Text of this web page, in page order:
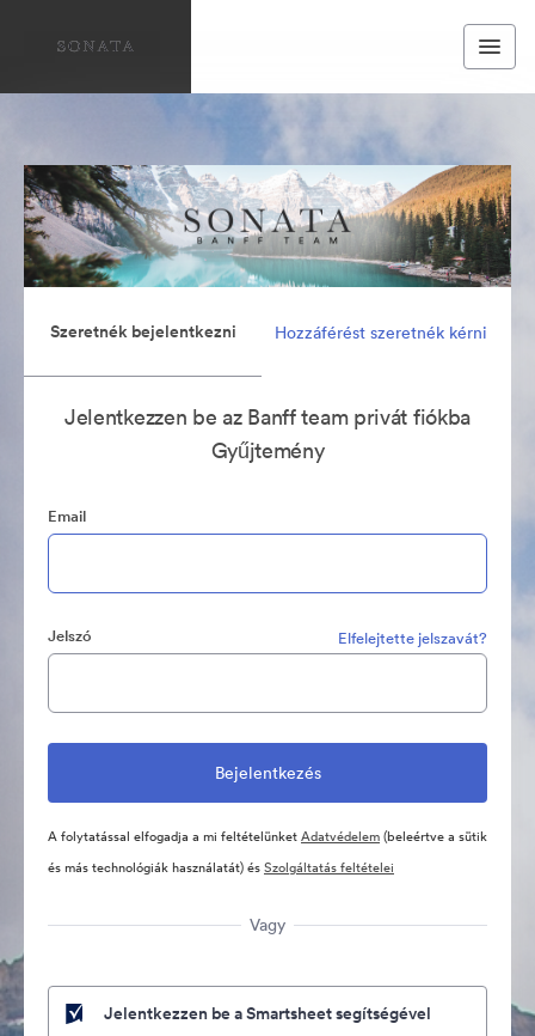
Szeretnék bejelentkezni Hozzáférést szeretnék kérni
Jelentkezzen be az Banff team privát fiókba
Gyűjtemény
Email
Jelszó Elfelejtette jelszavát?
A folytatással elfogadja a mi feltételünketAdatvédelem(beleértve a sütik
és más technológiák használatát) ésSzolgáltatás feltételei
Vagy
Jelentkezzen be a Smartsheet segítségével